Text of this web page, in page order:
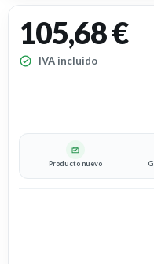
105,68 €
IVA incluido
Producto nuevo